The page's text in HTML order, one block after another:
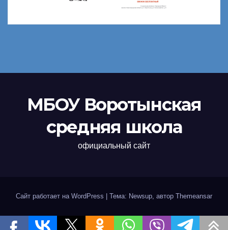
МБОУ Воротынская
средняя школа
официальный сайт
Сайт работает на WordPress | Тема: Newsup, автор Themeansar